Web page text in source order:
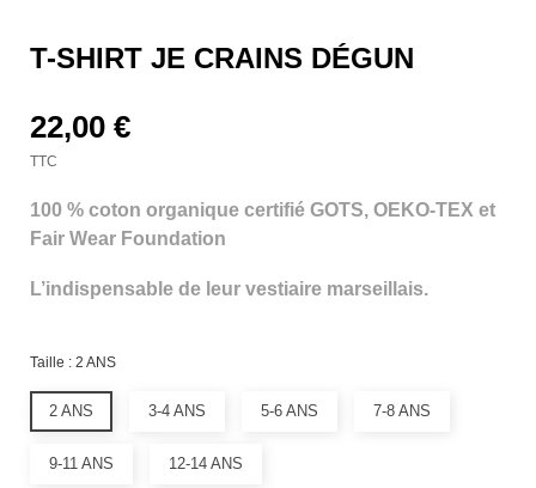
T-SHIRT JE CRAINS DÉGUN
22,00 €
TTC
100 % coton organique certifié GOTS, OEKO-TEX et
Fair Wear Foundation
L’indispensable de leur vestiaire marseillais.
Taille : 2 ANS
2 ANS 3-4 ANS 5-6 ANS 7-8 ANS
9-11 ANS 12-14 ANS